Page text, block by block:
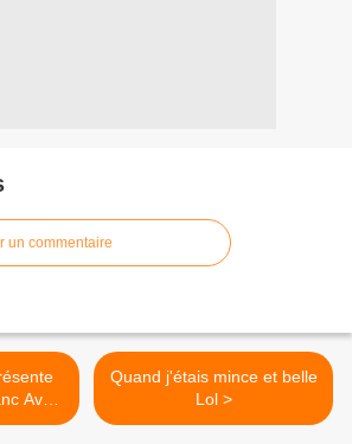
un commentaire
Avec
Quand j'étais mince et belle
Lol >